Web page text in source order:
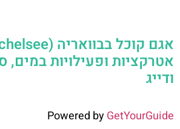
אטרקציות ופעילויות במים,
ודייג
Powered byGetYourGuide